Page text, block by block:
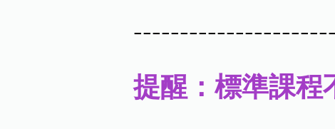
提醒：標準課程